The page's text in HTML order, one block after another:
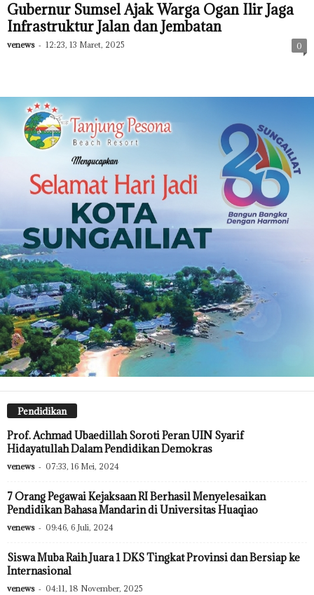
Gubernur Sumsel Ajak Warga Ogan Ilir Jaga
Infrastruktur Jalan dan Jembatan
venews - 12:23, 13 Maret, 2025 0
Pendidikan
Prof. Achmad Ubaedillah Soroti Peran UIN Syarif
Hidayatullah Dalam Pendidikan Demokras
venews - 07:33, 16 Mei, 2024
7 Orang Pegawai Kejaksaan RI Berhasil Menyelesaikan
Pendidikan Bahasa Mandarin di Universitas Huaqiao
venews - 09:46, 6 Juli, 2024
Siswa Muba Raih Juara 1 DKS Tingkat Provinsi dan Bersiap ke
Internasional
venews - 04:11, 18 November, 2025